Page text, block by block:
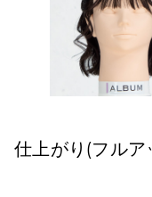
仕上がり(フルア